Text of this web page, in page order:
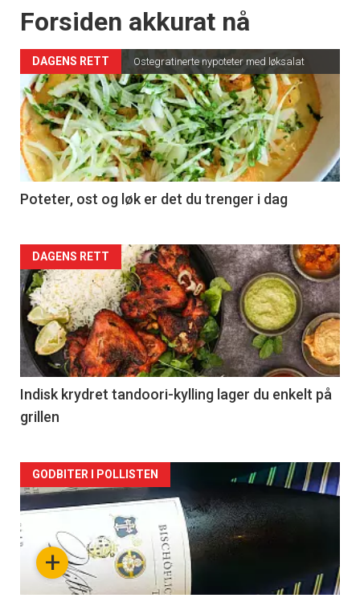
Forsiden akkurat nå
DAGENS RETT Ostegratinerte nypoteter med løksalat
Poteter, ost og løk er det du trenger i dag
Forsiden
akkurat
nå
-
2
DAGENS RETT
Indisk krydret tandoori-kylling lager du enkelt på
grillen
Forsiden
akkurat
nå+
GODBITER I POLLISTEN